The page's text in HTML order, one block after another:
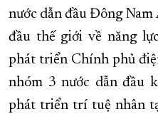
nước dẫn đầu Đông
đầu thế giới về năng
phát triển Chính phủ
nhóm 3 nước dẫn đầu
phát triển trí tuệ nhân